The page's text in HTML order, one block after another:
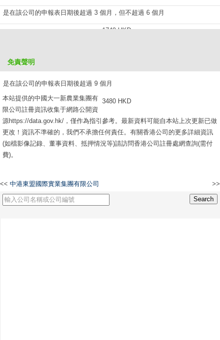
是在該公司的申報表日期後超過 3 個月，但不超過 6 個月
1740 HKD
是在該公司的申報表日期後超過 9 個月
3480 HKD
免責聲明
本站提供的中國大一新農業集團有
限公司註冊資訊收集于網路公開資
源https://data.gov.hk/，僅作為指引參考。最新資料可能自本站上次更新已做
更改！資訊不準確的，我們不承擔任何責任。有關香港公司的更多詳細資訊
(如檔影像記錄、董事資料、抵押情況等)請訪問香港公司註冊處網查詢(需付
費)。
<< 中港東盟國際實業集團有限公司 >>